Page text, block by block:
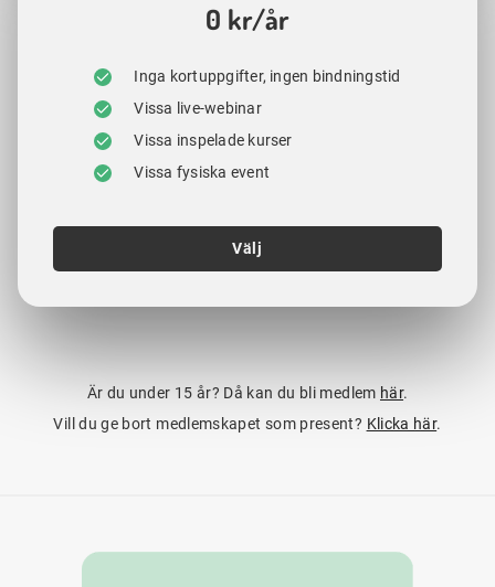
0 kr/år
Inga kortuppgifter, ingen bindningstid
Vissa live-webinar
Vissa inspelade kurser
Vissa fysiska event
Välj
Är du under 15 år? Då kan du bli medlem här.
Vill du ge bort medlemskapet som present? Klicka här.